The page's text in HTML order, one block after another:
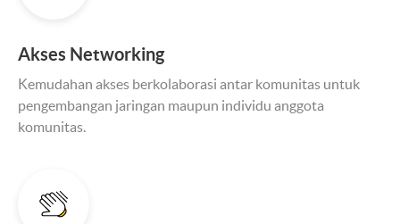
Akses Networking
Kemudahan akses berkolaborasi antar komunitas untuk
pengembangan jaringan maupun individu anggota
komunitas.